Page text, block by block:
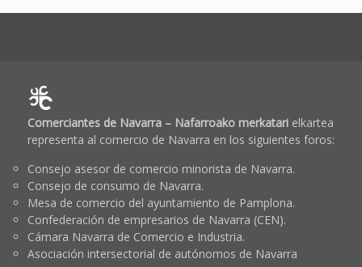
Comerciantes de Navarra – Nafarroako merkatarielkartea
representa al comercio de Navarra en los siguientes foros:
Consejo asesor de comercio minorista de Navarra.
Consejo de consumo de Navarra.
Mesa de comercio del ayuntamiento de Pamplona.
Confederación de empresarios de Navarra (CEN).
Cámara Navarra de Comercio e Industria.
Asociación intersectorial de autónomos de Navarra